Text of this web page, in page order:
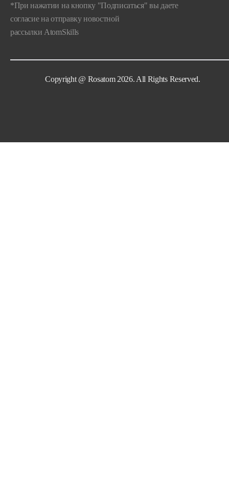
*При нажатии на кнопку "Подписаться" вы даете
согласие на отправку новостной
рассылки AtomSkills
Copyright @ Rosatom 2026. All Rights Reserved.